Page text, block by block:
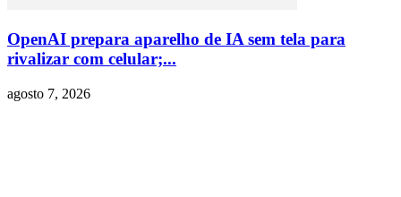
OpenAI prepara aparelho de IA sem tela para
rivalizar com celular;...
agosto 7, 2026